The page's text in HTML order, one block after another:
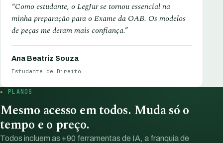
“Como estudante, o LegJur se tornou essencial na
minha preparação para o Exame da OAB. Os modelos
de peças me deram mais confiança.”
Ana Beatriz Souza
Estudante de Direito
PLANOS
Mesmo acesso em todos. Muda só o
tempo e o preço.
Todos incluem as +90 ferramentas de IA, a franquia de